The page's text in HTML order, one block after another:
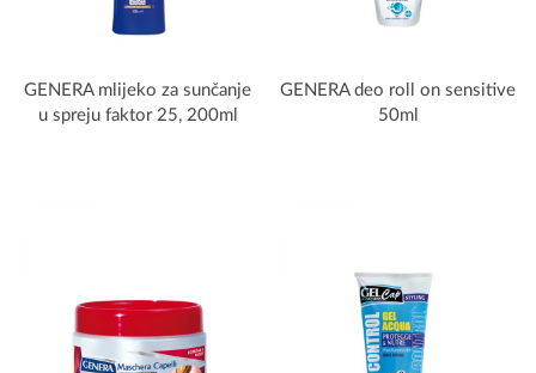
GENERA mlijeko za sunčanje
u spreju faktor 25, 200ml
GENERA deo roll on sensitive
50ml